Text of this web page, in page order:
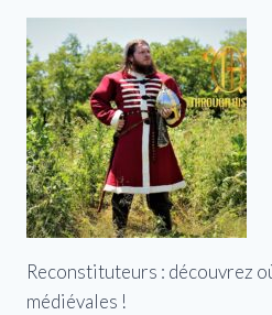
Reconstituteurs : découvrez
médiévales !